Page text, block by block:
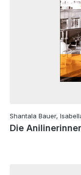
Shantala Bauer,
Die